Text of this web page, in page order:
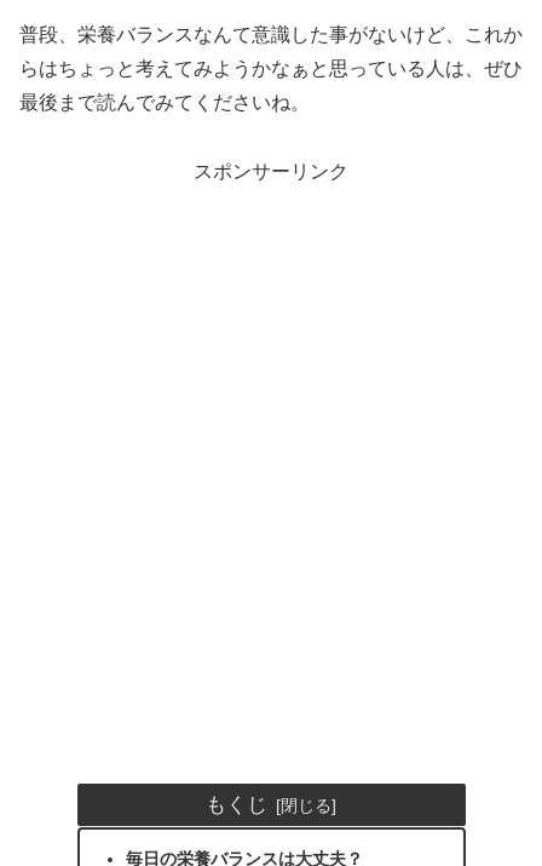
普段、栄養バランスなんて意識した事がないけど、これか
らはちょっと考えてみようかなぁと思っている人は、ぜひ
最後まで読んでみてくださいね。
スポンサーリンク
もくじ
毎日の栄養バランスは大丈夫？